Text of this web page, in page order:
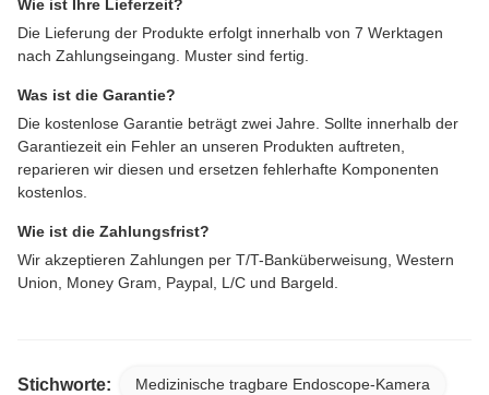
Wie ist Ihre Lieferzeit?
Die Lieferung der Produkte erfolgt innerhalb von 7 Werktagen
nach Zahlungseingang. Muster sind fertig.
Was ist die Garantie?
Die kostenlose Garantie beträgt zwei Jahre. Sollte innerhalb der
Garantiezeit ein Fehler an unseren Produkten auftreten,
reparieren wir diesen und ersetzen fehlerhafte Komponenten
kostenlos.
Wie ist die Zahlungsfrist?
Wir akzeptieren Zahlungen per T/T-Banküberweisung, Western
Union, Money Gram, Paypal, L/C und Bargeld.
Stichworte: Medizinische tragbare Endoscope-Kamera